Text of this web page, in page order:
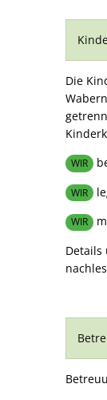
Die
WIR
WIR
WIR
Details